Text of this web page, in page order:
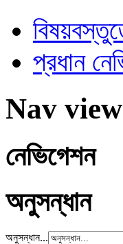
প্রধান
Nav view
নেভিগেশন
অনুসন্ধান
অনুসন্ধান...